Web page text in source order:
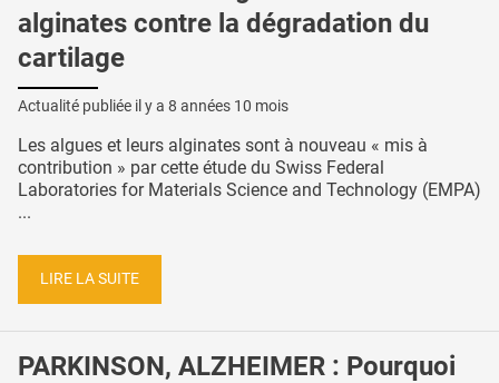
alginates contre la dégradation du
cartilage
Actualité publiée il y a 8 années 10 mois
Les algues et leurs alginates sont à nouveau « mis à
contribution » par cette étude du Swiss Federal
Laboratories for Materials Science and Technology (EMPA)
...
LIRE LA SUITE
PARKINSON, ALZHEIMER : Pourquoi